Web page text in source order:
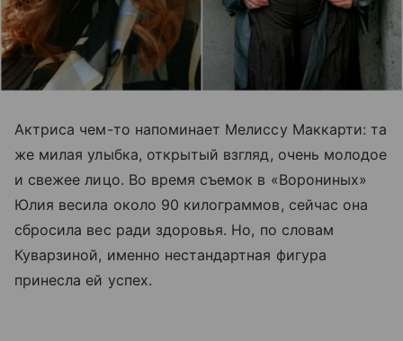
Актриса чем-то напоминает Мелиссу Маккарти: та
же милая улыбка, открытый взгляд, очень молодое
и свежее лицо. Во время съемок в «Ворониных»
Юлия весила около 90 килограммов, сейчас она
сбросила вес ради здоровья. Но, по словам
Куварзиной, именно нестандартная фигура
принесла ей успех.